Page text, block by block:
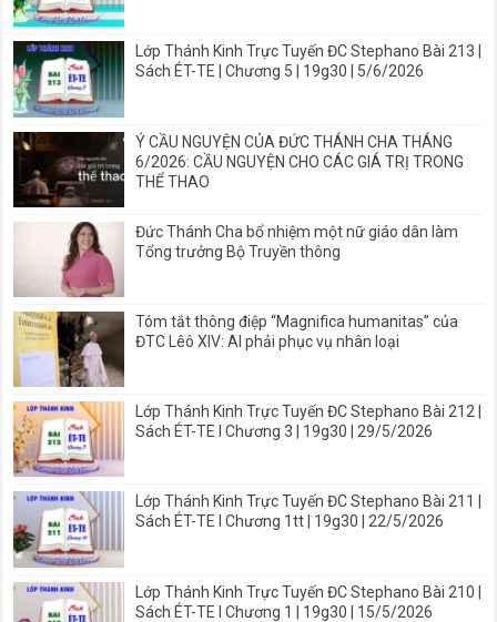
Lớp Thánh Kinh Trực Tuyến ĐC Stephano Bài 213 |
Sách ÉT-TE | Chương 5 | 19g30 | 5/6/2026
Ý CẦU NGUYỆN CỦA ĐỨC THÁNH CHA THÁNG
6/2026: CẦU NGUYỆN CHO CÁC GIÁ TRỊ TRONG
THỂ THAO
Đức Thánh Cha bổ nhiệm một nữ giáo dân làm
Tổng trưởng Bộ Truyền thông
Tóm tắt thông điệp “Magnifica humanitas” của
ĐTC Lêô XIV: AI phải phục vụ nhân loại
Lớp Thánh Kinh Trực Tuyến ĐC Stephano Bài 212 |
Sách ÉT-TE I Chương 3 | 19g30 | 29/5/2026
Lớp Thánh Kinh Trực Tuyến ĐC Stephano Bài 211 |
Sách ÉT-TE I Chương 1tt | 19g30 | 22/5/2026
Lớp Thánh Kinh Trực Tuyến ĐC Stephano Bài 210 |
Sách ÉT-TE I Chương 1 | 19g30 | 15/5/2026